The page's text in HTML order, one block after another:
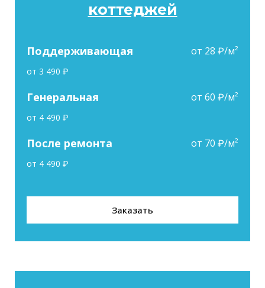
коттеджей
Поддерживающая от 28 ₽/м²
от 3 490 ₽
Генеральная от 60 ₽/м²
от 4 490 ₽
После ремонта от 70 ₽/м²
от 4 490 ₽
Заказать